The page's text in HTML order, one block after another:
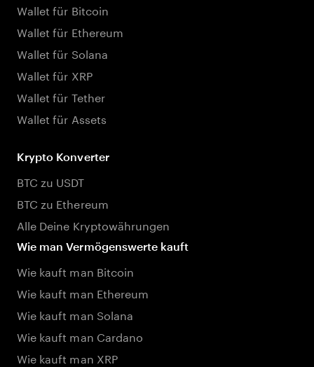
Wallet für Bitcoin
Wallet für Ethereum
Wallet für Solana
Wallet für XRP
Wallet für Tether
Wallet für Assets
Krypto Konverter
BTC zu USDT
BTC zu Ethereum
Alle Deine Kryptowährungen
Wie man Vermögenswerte kauft
Wie kauft man Bitcoin
Wie kauft man Ethereum
Wie kauft man Solana
Wie kauft man Cardano
Wie kauft man XRP